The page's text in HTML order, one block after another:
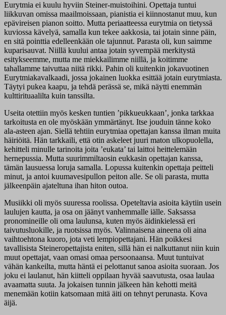
Eurytmia ei kuulu hyviin Steiner-muistoihini. Opettaja tuntui
liikkuvan omissa maailmoissaan, pianistia ei kiinnostanut muu, kun
epävireisen pianon soitto. Mutta periaatteessa eurytmia on tietyssä
kuviossa kävelyä, samalla kun tekee aakkosia, tai jotain sinne päin,
en sitä pointtia edelleenkään ole tajunnut. Parasta oli, kun saimme
kuparisauvat. Niillä kuului antaa jotain syvempää merkitystä
esitykseemme, mutta me miekkailimme niillä, ja koitimme
tahallamme taivuttaa niitä rikki. Pahin oli kuitenkin jokavuotinen
Eurytmiakavalkaadi, jossa jokainen luokka esittää jotain eurytmiasta.
Täytyi pukea kaapu, ja tehdä perässä se, mikä näytti enemmän
kulttirituaalilta kuin tanssilta.
Useita otettiin myös kesken tuntien ’pikkueukkaan’, jonka tarkkaa
tarkoitusta en ole myöskään ymmärtänyt. Itse jouduin tänne koko
ala-asteen ajan. Siellä tehtiin eurytmiaa opettajan kanssa ilman muita
häiriöitä. Hän tarkkaili, että otin askeleet juuri maton ulkopuolella,
kehitteli minulle tarinoita joita ’eukata’ tai laittoi heittelemään
hernepussia. Mutta suurimmiltaosin eukkasin opettajan kanssa,
tämän lausuessa loruja samalla. Lopussa kuitenkin opettaja peitteli
minut, ja antoi kuumavesipullon peiton alle. Se oli parasta, mutta
jälkeenpäin ajateltuna ihan hiton outoa.
Musiikki oli myös suuressa roolissa. Opeteltavia asioita käytiin usein
laulujen kautta, ja osa on jäänyt vanhemmalle iälle. Saksassa
pronomineille oli oma laulunsa, kuten myös äidinkielessä eri
taivutusluokille, ja ruotsissa myös. Valinnaisena aineena oli aina
vaihtoehtona kuoro, jota veti lempiopettajani. Hän poikkesi
tavallisista Steineropettajista eniten, sillä hän ei nalkuttanut niin kuin
muut opettajat, vaan omasi omaa persoonaansa. Muut tuntuivat
vähän kankeilta, mutta häntä ei pelottanut sanoa asioita suoraan. Jos
joku ei laulanut, hän kiitteli oppilaan hyvää saavutusta, osaa laulaa
avaamatta suuta. Ja jokaisen tunnin jälkeen hän kehotti meitä
menemään kotiin katsomaan mitä äiti on tehnyt perunasta. Kova
äijä.